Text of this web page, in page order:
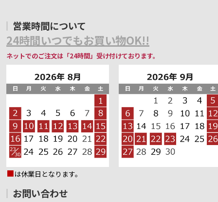
営業時間について
24時間いつでもお買い物OK!!
ネットでのご注文は「24時間」受け付けております。
■は休業日となります。
お問い合わせ